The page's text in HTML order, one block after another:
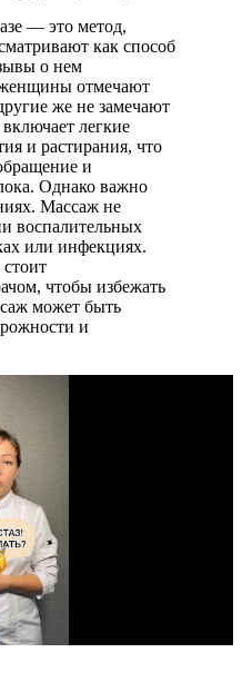
— это метод,
как способ
о нем
женщины отмечают
же не замечают
легкие
и растирания, что
и
Однако важно
Массаж не
воспалительных
или инфекциях.
чтобы избежать
может быть
и